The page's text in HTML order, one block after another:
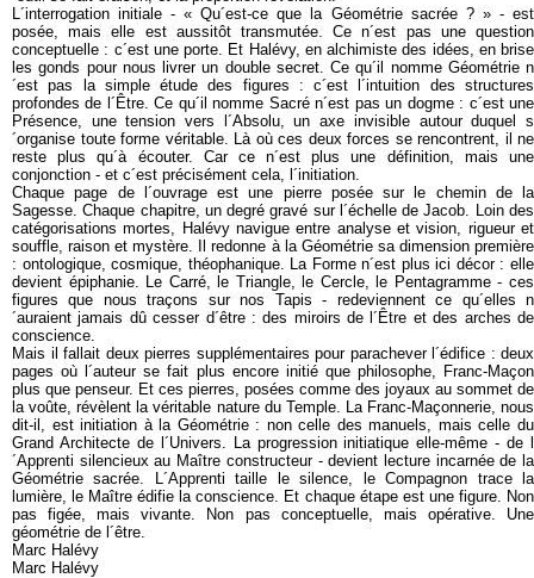
L´interrogation initiale - « Qu´est-ce que la Géométrie sacrée ? » - est
posée, mais elle est aussitôt transmutée. Ce n´est pas une question
conceptuelle : c´est une porte. Et Halévy, en alchimiste des idées, en brise
les gonds pour nous livrer un double secret. Ce qu´il nomme Géométrie n
´est pas la simple étude des figures : c´est l´intuition des structures
profondes de l´Être. Ce qu´il nomme Sacré n´est pas un dogme : c´est une
Présence, une tension vers l´Absolu, un axe invisible autour duquel s
´organise toute forme véritable. Là où ces deux forces se rencontrent, il ne
reste plus qu´à écouter. Car ce n´est plus une définition, mais une
conjonction - et c´est précisément cela, l´initiation.
Chaque page de l´ouvrage est une pierre posée sur le chemin de la
Sagesse. Chaque chapitre, un degré gravé sur l´échelle de Jacob. Loin des
catégorisations mortes, Halévy navigue entre analyse et vision, rigueur et
souffle, raison et mystère. Il redonne à la Géométrie sa dimension première
: ontologique, cosmique, théophanique. La Forme n´est plus ici décor : elle
devient épiphanie. Le Carré, le Triangle, le Cercle, le Pentagramme - ces
figures que nous traçons sur nos Tapis - redeviennent ce qu´elles n
´auraient jamais dû cesser d´être : des miroirs de l´Être et des arches de
conscience.
Mais il fallait deux pierres supplémentaires pour parachever l´édifice : deux
pages où l´auteur se fait plus encore initié que philosophe, Franc-Maçon
plus que penseur. Et ces pierres, posées comme des joyaux au sommet de
la voûte, révèlent la véritable nature du Temple. La Franc-Maçonnerie, nous
dit-il, est initiation à la Géométrie : non celle des manuels, mais celle du
Grand Architecte de l´Univers. La progression initiatique elle-même - de l
´Apprenti silencieux au Maître constructeur - devient lecture incarnée de la
Géométrie sacrée. L´Apprenti taille le silence, le Compagnon trace la
lumière, le Maître édifie la conscience. Et chaque étape est une figure. Non
pas figée, mais vivante. Non pas conceptuelle, mais opérative. Une
géométrie de l´être.
Marc Halévy
Marc Halévy